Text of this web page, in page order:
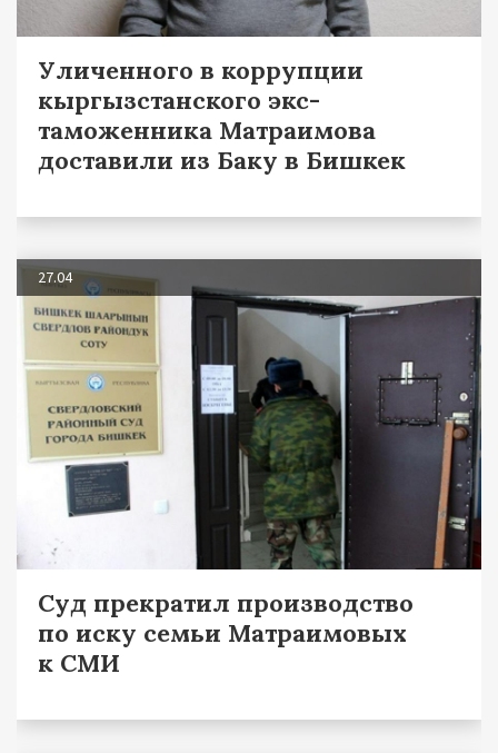
Уличенного в коррупции
кыргызстанского экс-
таможенника Матраимова
доставили из Баку в Бишкек
27.04
Суд прекратил производство
по иску семьи Матраимовых
к СМИ